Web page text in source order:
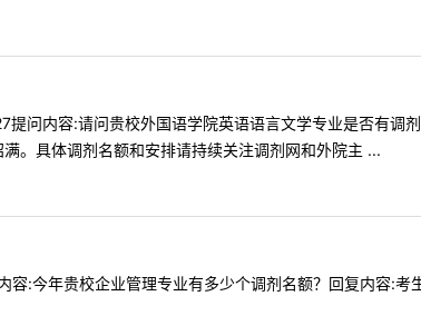
内容:请问贵校外国语学院英语语言文学专业是否有调
。具体调剂名额和安排请持续关注调剂网和外院主 ...
今年贵校企业管理专业有多少个调剂名额？回复内容:考